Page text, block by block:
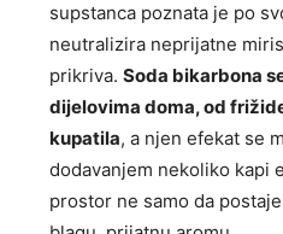
supstanca poznata je po
neutralizira neprijatne
prikriva. Soda bikarbona
dijelovima doma, od
kupatila, a njen efekat se
dodavanjem nekoliko kapi
prostor ne samo da